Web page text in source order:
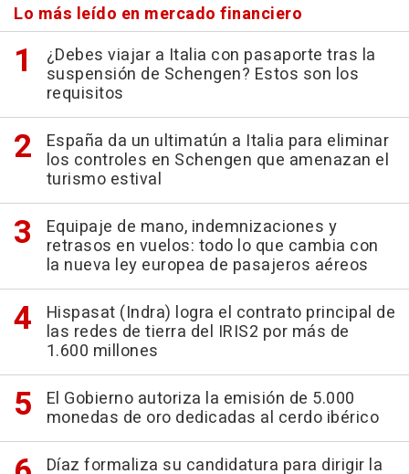
Lo más leído en mercado financiero
¿Debes viajar a Italia con pasaporte tras la
suspensión de Schengen? Estos son los
requisitos
España da un ultimatún a Italia para eliminar
los controles en Schengen que amenazan el
turismo estival
Equipaje de mano, indemnizaciones y
retrasos en vuelos: todo lo que cambia con
la nueva ley europea de pasajeros aéreos
Hispasat (Indra) logra el contrato principal de
las redes de tierra del IRIS2 por más de
1.600 millones
El Gobierno autoriza la emisión de 5.000
monedas de oro dedicadas al cerdo ibérico
Díaz formaliza su candidatura para dirigir la